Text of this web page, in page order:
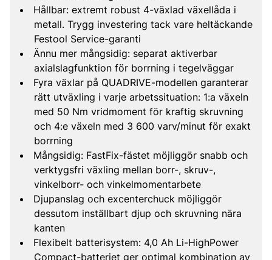
Hållbar: extremt robust 4-växlad växellåda i
metall. Trygg investering tack vare heltäckande
Festool Service-garanti
Ännu mer mångsidig: separat aktiverbar
axialslagfunktion för borrning i tegelväggar
Fyra växlar på QUADRIVE-modellen garanterar
rätt utväxling i varje arbetssituation: 1:a växeln
med 50 Nm vridmoment för kraftig skruvning
och 4:e växeln med 3 600 varv/minut för exakt
borrning
Mångsidig: FastFix-fästet möjliggör snabb och
verktygsfri växling mellan borr-, skruv-,
vinkelborr- och vinkelmomentarbete
Djupanslag och excenterchuck möjliggör
dessutom inställbart djup och skruvning nära
kanten
Flexibelt batterisystem: 4,0 Ah Li-HighPower
Compact-batteriet ger optimal kombination av